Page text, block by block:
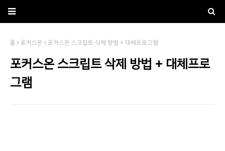
홈 포커스온 포커스온 스크립트 삭제 방법 + 대체프로그램
포커스온 스크립트 삭제 방법 + 대체프로
그램